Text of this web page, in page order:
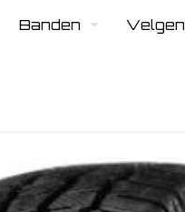
Banden Velgen